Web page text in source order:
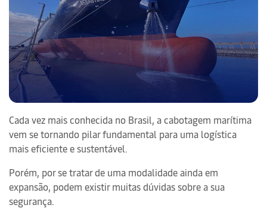
Cada vez mais conhecida no Brasil, a cabotagem marítima
vem se tornando pilar fundamental para uma logística
mais eficiente e sustentável.
Porém, por se tratar de uma modalidade ainda em
expansão, podem existir muitas dúvidas sobre a sua
segurança.